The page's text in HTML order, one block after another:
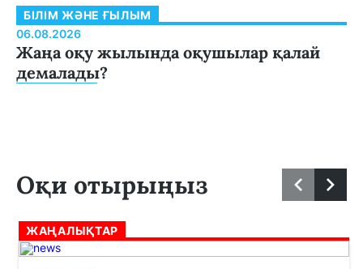
БІЛІМ ЖӘНЕ ҒЫЛЫМ
06.08.2026
Жаңа оқу жылында оқушылар қалай
демалады?
Оқи отырыңыз
ЖАҢАЛЫҚТАР